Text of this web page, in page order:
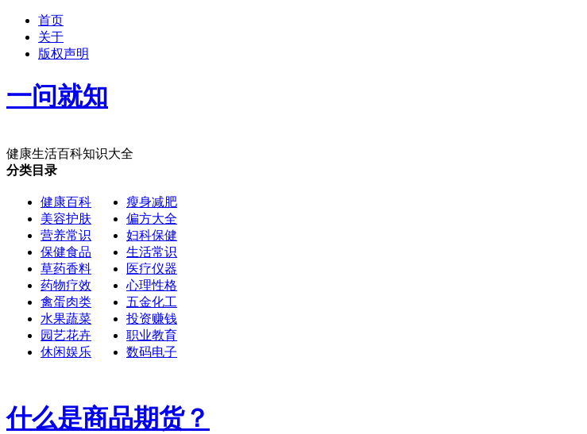
首页
关于
版权声明
一问就知
健康生活百科知识大全
分类目录
健康百科
美容护肤
营养常识
保健食品
草药香料
药物疗效
禽蛋肉类
水果蔬菜
园艺花卉
休闲娱乐
瘦身减肥
偏方大全
妇科保健
生活常识
医疗仪器
心理性格
五金化工
投资赚钱
职业教育
数码电子
什么是商品期货？